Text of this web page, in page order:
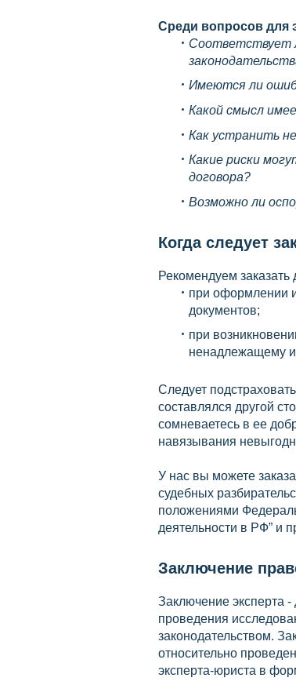
Среди вопросов для
Соответствует
Имеются ли
Какой смысл
Как устранить
Какие риски
договора?
Возможно ли
Когда следует
Рекомендуем
при оформлении
документов;
при
ненадлежащему
Следует
составлялся другой
сомневаетесь в ее
навязывания
У нас вы можете
судебных
положениями
деятельности в РФ” и
Заключение
Заключение эксперта -
проведения
законодательством.
относительно
эксперта-юриста в